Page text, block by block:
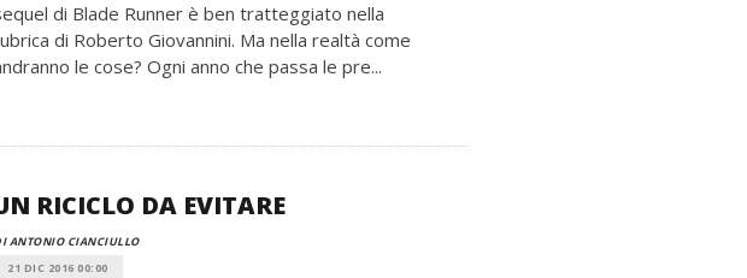
di Blade Runner è ben tratteggiato nella
di Roberto Giovannini. Ma nella realtà come
le cose? Ogni anno che passa le pre...
RICICLO DA EVITARE
ANTONIO CIANCIULLO
21 DIC 2016 00:00